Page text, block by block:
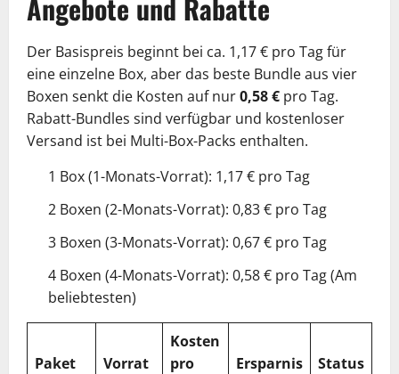
Angebote und Rabatte
Der Basispreis beginnt bei ca. 1,17 € pro Tag für
eine einzelne Box, aber das beste Bundle aus vier
Boxen senkt die Kosten auf nur0,58 € pro Tag.
Rabatt-Bundles sind verfügbar und kostenloser
Versand ist bei Multi-Box-Packs enthalten.
1 Box (1-Monats-Vorrat): 1,17 € pro Tag
2 Boxen (2-Monats-Vorrat): 0,83 € pro Tag
3 Boxen (3-Monats-Vorrat): 0,67 € pro Tag
4 Boxen (4-Monats-Vorrat): 0,58 € pro Tag (Am
beliebtesten)
Paket Vorrat
Kosten
pro
Ersparnis Status